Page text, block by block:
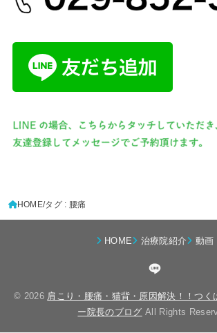
HOME タグ : 腰痛
HOME 治療院紹介 動画
© 2026 肩こり・腰痛・猫背・原因解決！！つく
ー院長のブログ All Rights